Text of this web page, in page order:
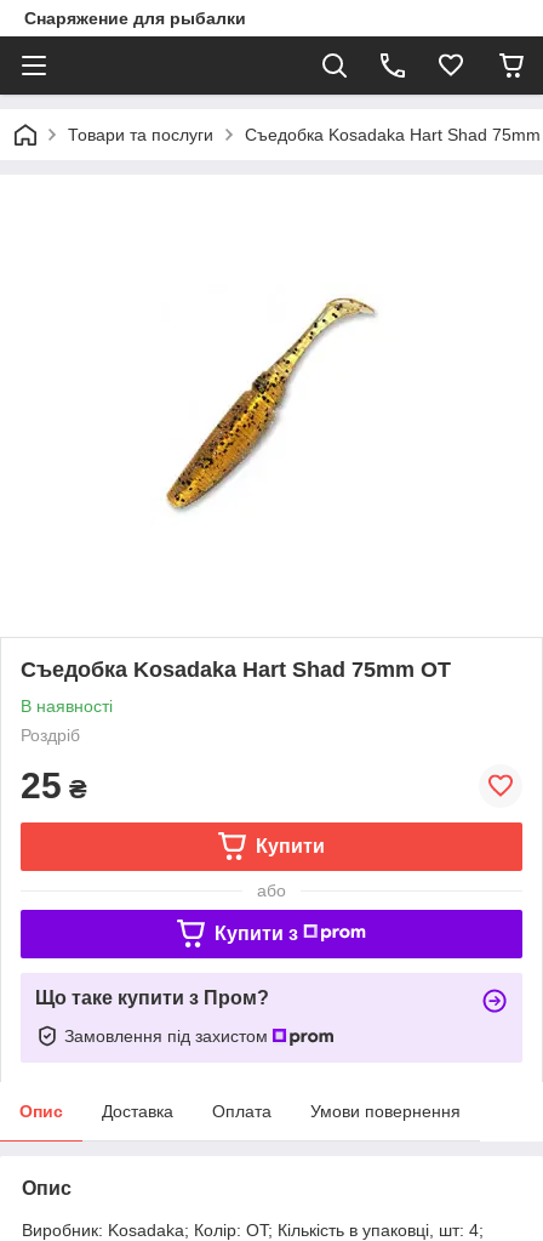
Снаряжение для рыбалки
Товари та послуги Съедобка Kosadaka Hart Shad
Съедобка Kosadaka Hart Shad 75mm OT
В наявності
Роздріб
25 ₴
Купити
або
Купити з
Що таке купити з Пром?
Замовлення під захистом
Опис Доставка Оплата Умови повернення
Опис
Виробник: Kosadaka; Колір: OT; Кількість в упаковці, шт: 4;